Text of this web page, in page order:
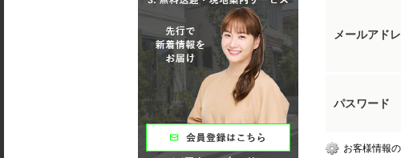
メールアド
パスワード
お客様情報